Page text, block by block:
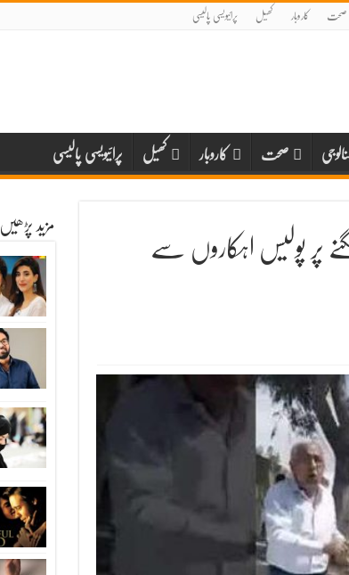
صحت کاروبار کھیل پرائیویسی پالیسی
صحت کاروبار کھیل پرائیویسی پالیسی
پر پولیس اہکاروں سے
مزید پڑھیں